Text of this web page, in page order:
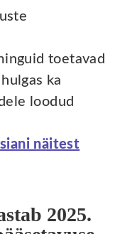
toetavad
ka
loodud
näitest
2025.